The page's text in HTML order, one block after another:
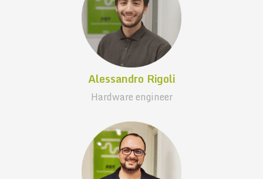
Alessandro Rigoli
Hardware engineer